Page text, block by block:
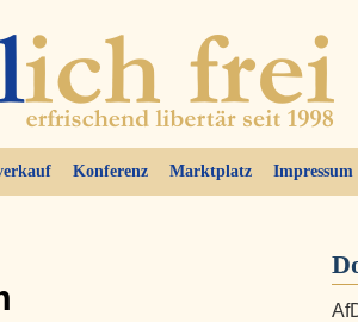
Konferenz Marktplatz Impressum